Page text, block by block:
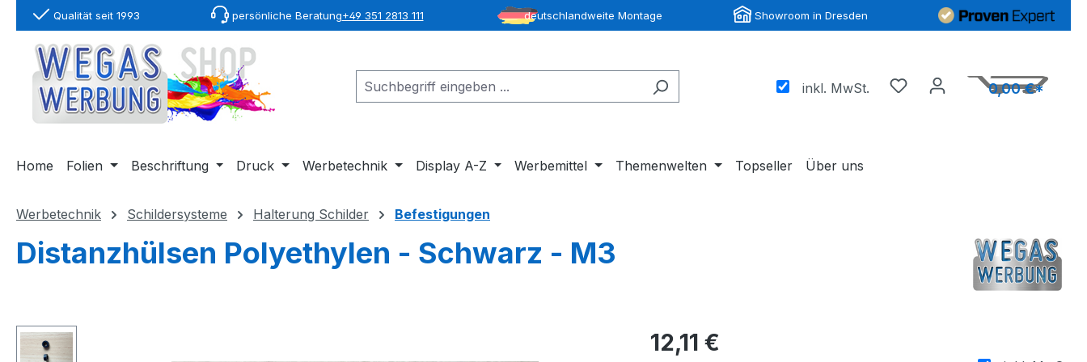
Zur Hauptnavigation springen
Qualität seit 1993 persönliche Beratung+49 351 2813 111 deutschlandweite Montage Showroom in Dresden
inkl. MwSt. 0,00 €*
Home Folien Beschriftung Druck Werbetechnik Display A-Z Werbemittel Themenwelten Topseller Über uns
Werbetechnik Schildersysteme Halterung Schilder Befestigungen
Distanzhülsen Polyethylen - Schwarz - M3
Bildergalerie überspringen 12,11 €